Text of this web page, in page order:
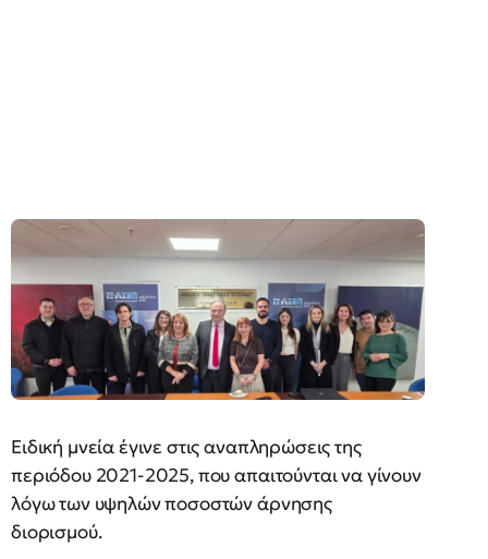
Ειδική μνεία έγινε στις αναπληρώσεις της
περιόδου 2021-2025, που απαιτούνται να γίνουν
λόγω των υψηλών ποσοστών άρνησης
διορισμού.